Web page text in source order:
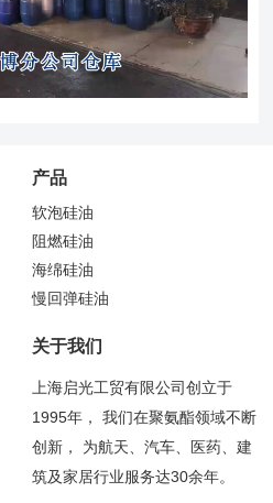
产品
软泡硅油
阻燃硅油
海绵硅油
慢回弹硅油
关于我们
上海启光工贸有限公司创立于
1995年， 我们在聚氨酯领域不断
创新， 为航天、汽车、医药、建
筑及家居行业服务达30余年。